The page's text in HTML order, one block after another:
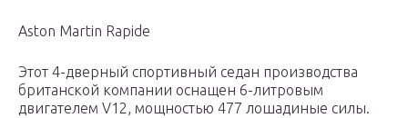
Aston Martin Rapide
Этот 4-дверный спортивный седан производства
британской компании оснащен 6-литровым
двигателем V12, мощностью 477 лошадиные силы.